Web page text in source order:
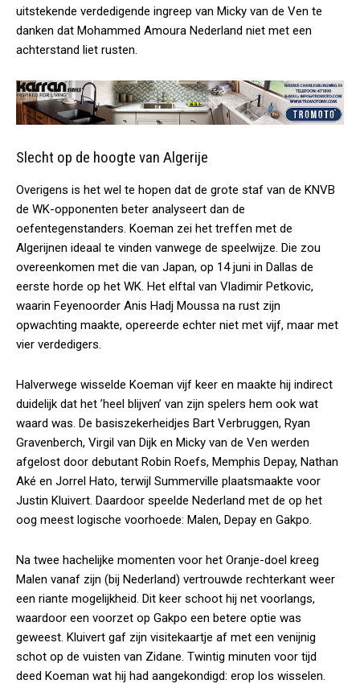
uitstekende verdedigende ingreep van Micky van de Ven te
danken dat Mohammed Amoura Nederland niet met een
achterstand liet rusten.
Slecht op de hoogte van Algerije
Overigens is het wel te hopen dat de grote staf van de KNVB
de WK-opponenten beter analyseert dan de
oefentegenstanders. Koeman zei het treffen met de
Algerijnen ideaal te vinden vanwege de speelwijze. Die zou
overeenkomen met die van Japan, op 14 juni in Dallas de
eerste horde op het WK. Het elftal van Vladimir Petkovic,
waarin Feyenoorder Anis Hadj Moussa na rust zijn
opwachting maakte, opereerde echter niet met vijf, maar met
vier verdedigers.
Halverwege wisselde Koeman vijf keer en maakte hij indirect
duidelijk dat het ’heel blijven’ van zijn spelers hem ook wat
waard was. De basiszekerheidjes Bart Verbruggen, Ryan
Gravenberch, Virgil van Dijk en Micky van de Ven werden
afgelost door debutant Robin Roefs, Memphis Depay, Nathan
Aké en Jorrel Hato, terwijl Summerville plaatsmaakte voor
Justin Kluivert. Daardoor speelde Nederland met de op het
oog meest logische voorhoede: Malen, Depay en Gakpo.
Na twee hachelijke momenten voor het Oranje-doel kreeg
Malen vanaf zijn (bij Nederland) vertrouwde rechterkant weer
een riante mogelijkheid. Dit keer schoot hij net voorlangs,
waardoor een voorzet op Gakpo een betere optie was
geweest. Kluivert gaf zijn visitekaartje af met een venijnig
schot op de vuisten van Zidane. Twintig minuten voor tijd
deed Koeman wat hij had aangekondigd: erop los wisselen.